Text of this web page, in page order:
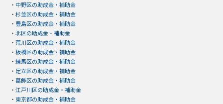
・ 中野区の助成金・補助金
・ 杉並区の助成金・補助金
・ 豊島区の助成金・補助金
・ 北区の助成金・補助金
・ 荒川区の助成金・補助金
・ 板橋区の助成金・補助金
・ 練馬区の助成金・補助金
・ 足立区の助成金・補助金
・ 葛飾区の助成金・補助金
・ 江戸川区の助成金・補助金
・ 東京都の助成金・補助金